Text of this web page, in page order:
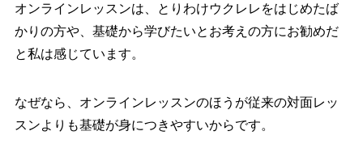
オンラインレッスンは、とりわけウクレレをはじめたば
かりの方や、基礎から学びたいとお考えの方にお勧めだ
と私は感じています。
なぜなら、 オンラインレッスンのほうが従来の対面レッ
スンよりも基礎が身につきやすいからです。